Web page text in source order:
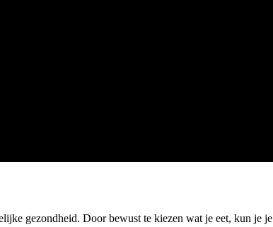
gezondheid. Door bewust te kiezen wat je eet, kun je je